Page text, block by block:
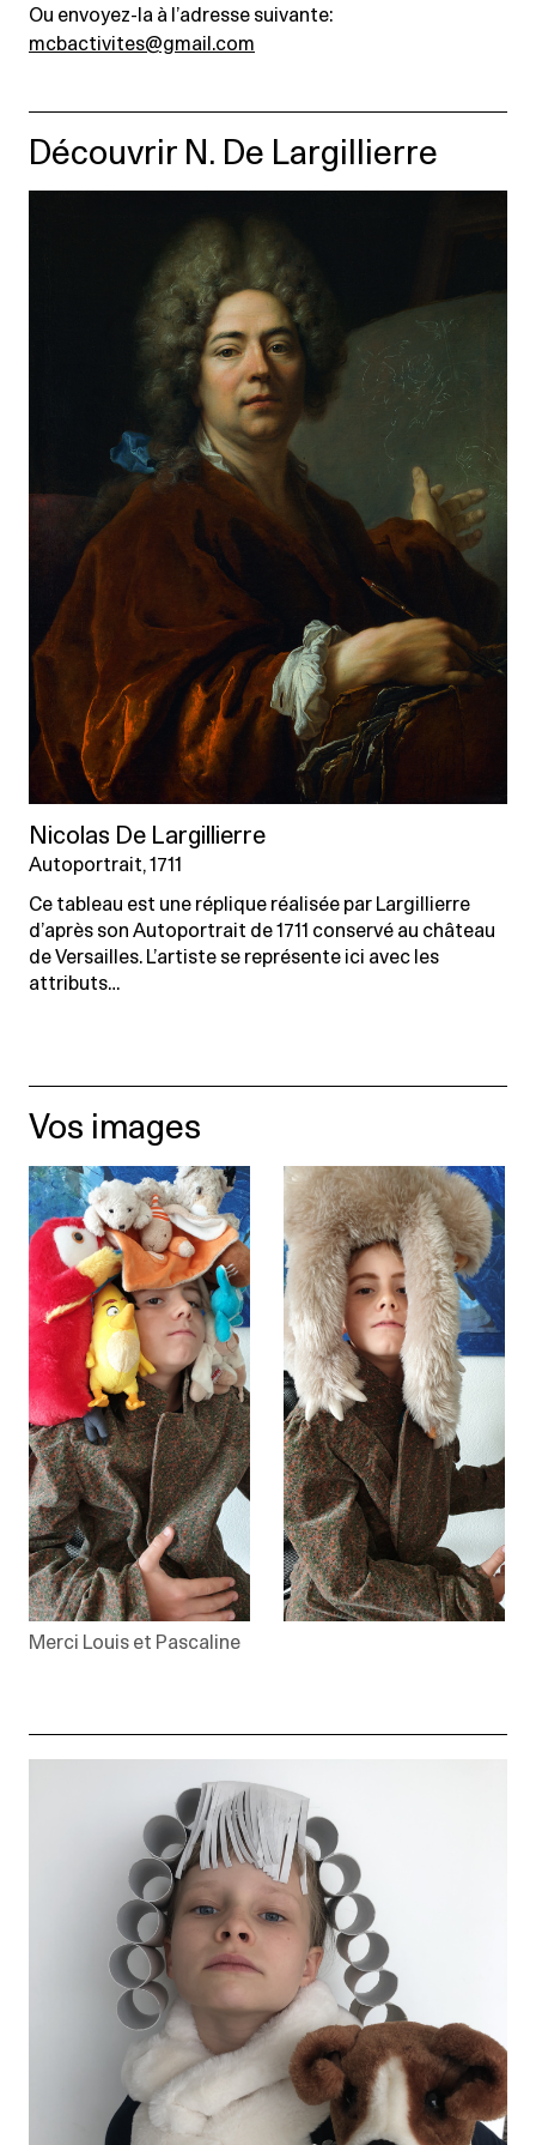
Ou envoyez-la à l’adresse suivante:
mcbactivites@gmail.com
Découvrir N. De Largillierre
Nicolas De Largillierre
Autoportrait, 1711
Ce tableau est une réplique réalisée par Largillierre
d’après son Autoportrait de 1711 conservé au château
de Versailles. L’artiste se représente ici avec les
attributs…
Vos images
Merci Louis et Pascaline